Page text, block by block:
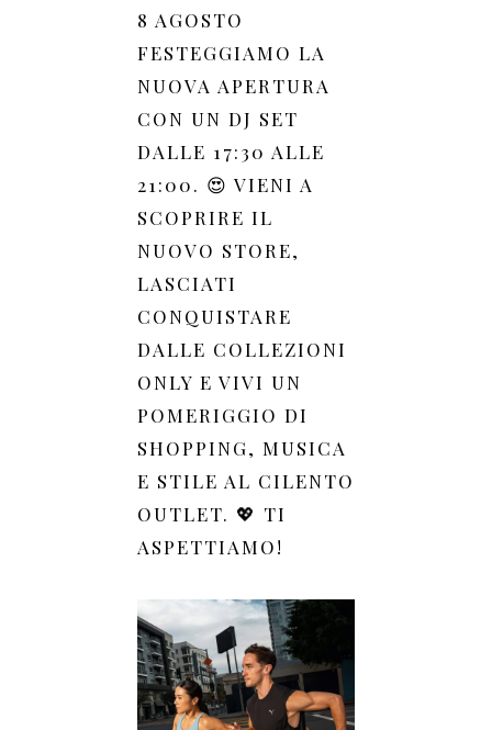
8 AGOSTO
FESTEGGIAMO LA
NUOVA APERTURA
CON UN DJ SET
DALLE 17:30 ALLE
21:00. 😍 VIENI A
SCOPRIRE IL
NUOVO STORE,
LASCIATI
CONQUISTARE
DALLE COLLEZIONI
ONLY E VIVI UN
POMERIGGIO DI
SHOPPING, MUSICA
E STILE AL CILENTO
OUTLET. 💖 TI
ASPETTIAMO!